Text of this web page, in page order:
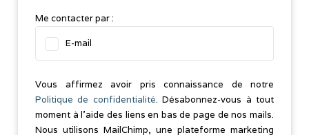
Me contacter par :
E-mail
Vous affirmez avoir pris connaissance de notre
Politique de confidentialité. Désabonnez-vous à tout
moment à l’aide des liens en bas de page de nos mails.
Nous utilisons MailChimp, une plateforme marketing